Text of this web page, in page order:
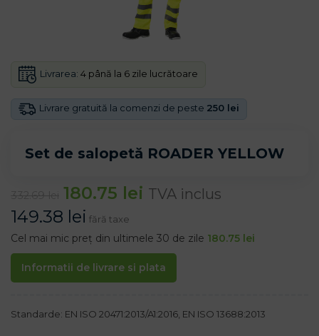
Set de salopetă ROADER YELLOW
Livrare gratuită la comenzi de peste 250 lei
Livrarea: 4 până la 6 zile lucrătoare
180.75 lei TVA inclus
149.38 lei fără taxe
Cel mai mic preț din ultimele 30 de zile 180.75 lei
Informatii de livrare si plata
Standarde: EN ISO 20471:2013/A1:2016, EN ISO 13688:2013